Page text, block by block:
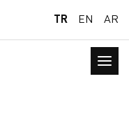
TR EN AR